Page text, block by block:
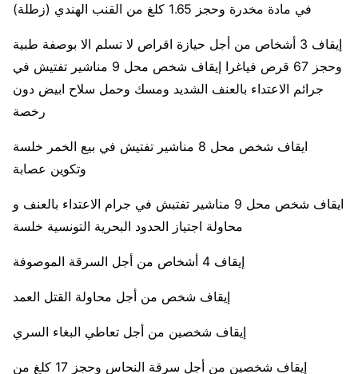
في مادة مخدرة وحجز 1.65 كلغ من القنب الهندي (زطلة)
إيقاف 3 أشخاص من أجل حيازة اقراص لا تسلم الا بوصفة طبية
وحجز 67 قرص فياغرا إيقاف شخص محل 9 مناشير تفتيش في
جرائم الاعتداء بالعنف الشديد ومسك وحمل سلاح ابيض دون
رخصة
ايقاف شخص محل 8 مناشير تفتيش في بيع الخمر خلسة
وتكوين عصابة
ايقاف شخص محل 9 مناشير تفتبش في جرام الاعتداء بالعنف و
محاولة اجتياز الحدود البحرية التونسية خلسة
إيقاف 4 أشخاص من أجل السرقة الموصوفة
إيقاف شخص من أجل محاولة القتل العمد
إيقاف شخصين من أجل تعاطي البغاء السري
إيقاف شخصين من أجل سرقة النحاس وحجز 17 كلغ من